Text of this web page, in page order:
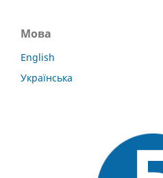
Мова
English
Українська